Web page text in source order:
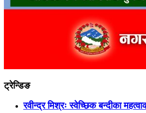
ट्रेन्डिङ
रवीन्द्र मिश्रः स्वेच्छिक बन्दीका